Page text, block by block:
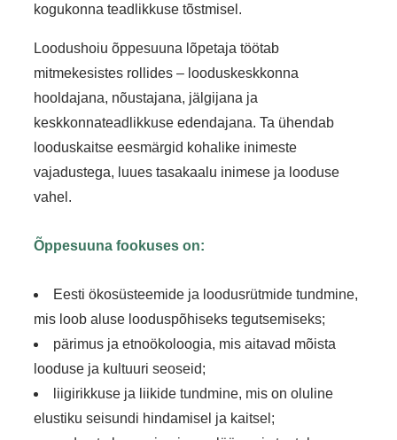
kogukonna teadlikkuse tõstmisel.
Loodushoiu õppesuuna lõpetaja töötab
mitmekesistes rollides – looduskeskkonna
hooldajana, nõustajana, jälgijana ja
keskkonnateadlikkuse edendajana. Ta ühendab
looduskaitse eesmärgid kohalike inimeste
vajadustega, luues tasakaalu inimese ja looduse
vahel.
Õppesuuna fookuses on:
Eesti ökosüsteemide ja loodusrütmide tundmine,
mis loob aluse looduspõhiseks tegutsemiseks;
pärimus ja etnoökoloogia, mis aitavad mõista
looduse ja kultuuri seoseid;
liigirikkuse ja liikide tundmine, mis on oluline
elustiku seisundi hindamisel ja kaitsel;